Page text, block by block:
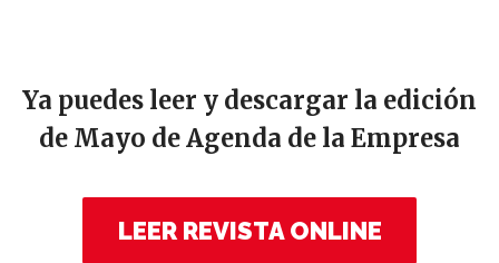
Ya puedes leer y descargar la edición
de Mayo de Agenda de la Empresa
LEER REVISTA ONLINE